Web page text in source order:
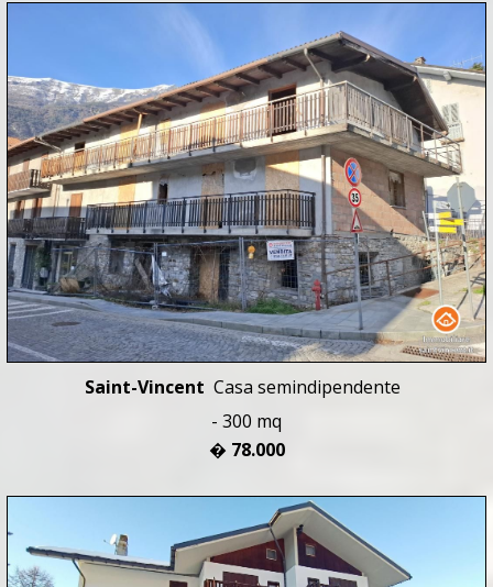
Saint-Vincent Casa semindipendente
- 300 mq
� 78.000